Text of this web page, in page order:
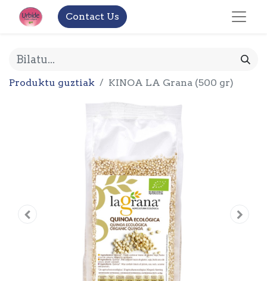
Contact Us
Produktu guztiak KINOA LA Grana (500 gr)